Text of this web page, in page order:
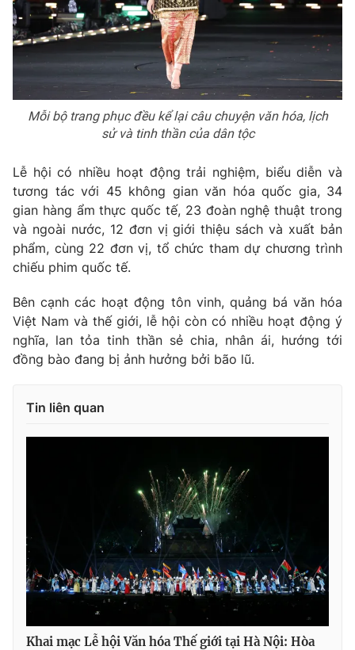
Mỗi bộ trang phục đều kể lại câu chuyện văn hóa, lịch
sử và tinh thần của dân tộc
Lễ hội có nhiều hoạt động trải nghiệm, biểu diễn và
tương tác với 45 không gian văn hóa quốc gia, 34
gian hàng ẩm thực quốc tế, 23 đoàn nghệ thuật trong
và ngoài nước, 12 đơn vị giới thiệu sách và xuất bản
phẩm, cùng 22 đơn vị, tổ chức tham dự chương trình
chiếu phim quốc tế.
Bên cạnh các hoạt động tôn vinh, quảng bá văn hóa
Việt Nam và thế giới, lễ hội còn có nhiều hoạt động ý
nghĩa, lan tỏa tinh thần sẻ chia, nhân ái, hướng tới
đồng bào đang bị ảnh hưởng bởi bão lũ.
Tin liên quan
Khai mạc Lễ hội Văn hóa Thế giới tại Hà Nội: Hòa